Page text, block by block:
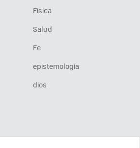
Física
Salud
Fe
epistemología
dios